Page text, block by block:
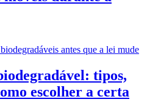
tipos,
escolher a certa